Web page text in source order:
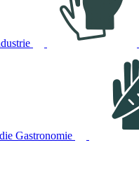
Gastronomie